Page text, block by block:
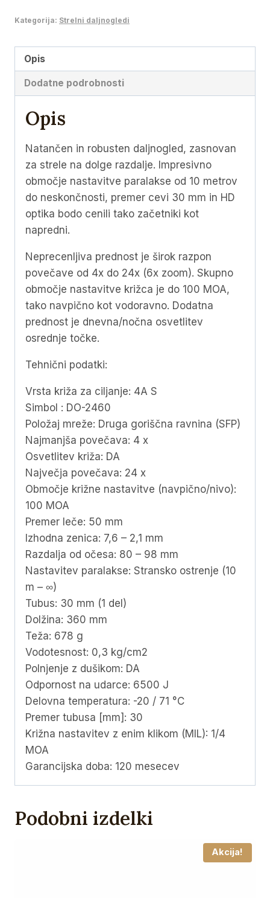
€990,00.
HD
24x50
HD
S
DO-
2460
)
količina
Kategorija: Strelni daljnogledi
Opis
Dodatne podrobnosti
Opis
Natančen in robusten daljnogled, zasnovan
za strele na dolge razdalje. Impresivno
območje nastavitve paralakse od 10 metrov
do neskončnosti, premer cevi 30 mm in HD
optika bodo cenili tako začetniki kot
napredni.
Neprecenljiva prednost je širok razpon
povečave od 4x do 24x (6x zoom). Skupno
območje nastavitve križca je do 100 MOA,
tako navpično kot vodoravno. Dodatna
prednost je dnevna/nočna osvetlitev
osrednje točke.
Tehnični podatki:
Vrsta križa za ciljanje: 4A S
Simbol : DO-2460
Položaj mreže: Druga goriščna ravnina (SFP)
Najmanjša povečava: 4 x
Osvetlitev križa: DA
Največja povečava: 24 x
Območje križne nastavitve (navpično/nivo):
100 MOA
Premer leče: 50 mm
Izhodna zenica: 7,6 – 2,1 mm
Razdalja od očesa: 80 – 98 mm
Nastavitev paralakse: Stransko ostrenje (10
m – ∞)
Tubus: 30 mm (1 del)
Dolžina: 360 mm
Teža: 678 g
Vodotesnost: 0,3 kg/cm2
Polnjenje z dušikom: DA
Odpornost na udarce: 6500 J
Delovna temperatura: -20 / 71 °C
Premer tubusa [mm]: 30
Križna nastavitev z enim klikom (MIL): 1/4
MOA
Garancijska doba: 120 mesecev
Podobni izdelki
Akcija!